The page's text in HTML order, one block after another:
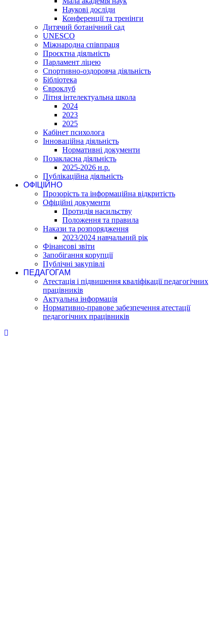
Наукові досліди
Конференції та тренінги
Дитячий ботанічний сад
UNESCO
Міжнародна співпраця
Проєктна діяльність
Парламент ліцею
Спортивно-оздоровча діяльність
Бібліотека
Євроклуб
Літня інтелектуальна школа
2024
2023
2025
Кабінет психолога
Інноваційна діяльність
Нормативні документи
Позакласна діяльність
2025-2026 н.р.
Публікаційна діяльність
ОФІЦІЙНО
Прозорість та інформаційна відкритість
Офіційні документи
Протидія насильству
Положення та правила
Накази та розпорядження
2023/2024 навчальний рік
Фінансові звіти
Запобігання корупції
Публічні закупівлі
ПЕДАГОГАМ
Атестація і підвишення кваліфікації педагогічних
працівників
Актуальна інформація
Нормативно-правове забезпечення атестації
педагогічних працівників